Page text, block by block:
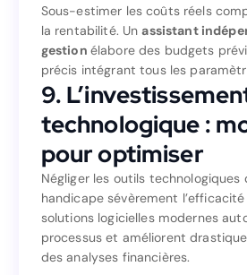
Sous-estimer les coûts réels
la rentabilité. Unassistant
gestion élabore des budgets
précis intégrant tous les
9.
technologique :
pour optimiser
Négliger les outils
handicape sévèrement
solutions logicielles modernes
processus et améliorent
des analyses financières.
Sous-estimer les coûts réels
assistant
expert en
élabore des budgets
précis intégrant tous les
9.
technologique :
Négliger les
gestion
handicape sévèrement l’efficacité
solutions logicielles
processus et améliorent